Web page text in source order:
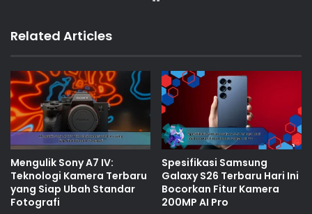
Related Articles
Mengulik Sony A7 IV:
Teknologi Kamera Terbaru
yang Siap Ubah Standar
Fotografi
Spesifikasi Samsung
Galaxy S26 Terbaru Hari Ini
Bocorkan Fitur Kamera
200MP AI Pro